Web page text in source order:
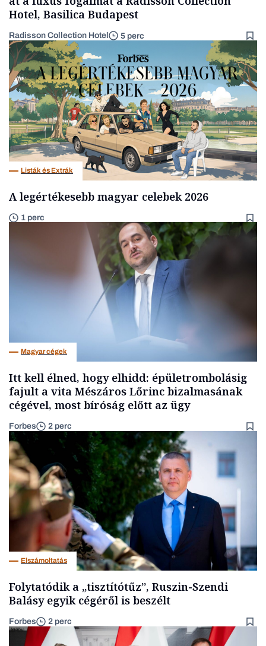
Hotel, Basilica Budapest
Radisson Collection Hotel 5 perc
Listák és Extrák
A legértékesebb magyar celebek 2026
1 perc
Magyar cégek
Itt kell élned, hogy elhidd: épületrombolásig
fajult a vita Mészáros Lőrinc bizalmasának
cégével, most bíróság előtt az ügy
Forbes 2 perc
Elszámoltatás
Folytatódik a „tisztítótűz”, Ruszin-Szendi
Balásy egyik cégéről is beszélt
Forbes 2 perc